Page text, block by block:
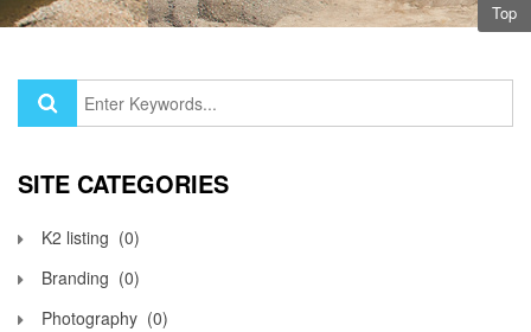
SITE CATEGORIES
K2 listing (0)
Branding (0)
Photography (0)
Top